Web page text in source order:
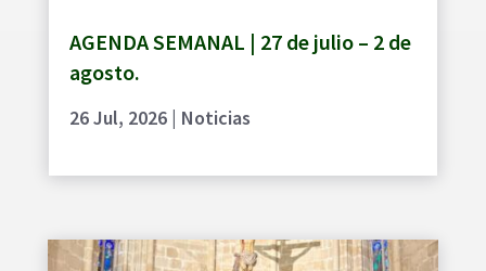
AGENDA SEMANAL | 27 de julio – 2 de
agosto.
26 Jul, 2026| Noticias